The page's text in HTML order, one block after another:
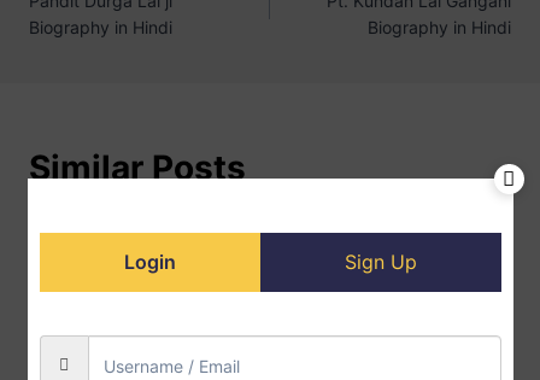
Biography in Hindi
Biography in Hindi
Similar Posts
Login Sign Up